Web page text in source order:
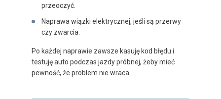
przeoczyć.
Naprawa wiązki elektrycznej, jeśli są przerwy
czy zwarcia.
Po każdej naprawie zawsze kasuję kod błędu i
testuję auto podczas jazdy próbnej, żeby mieć
pewność, że problem nie wraca.